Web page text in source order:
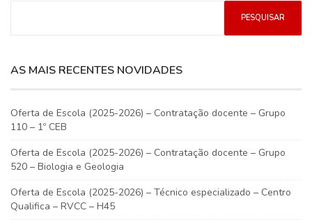
AS MAIS RECENTES NOVIDADES
Oferta de Escola (2025-2026) – Contratação docente – Grupo
110 – 1º CEB
Oferta de Escola (2025-2026) – Contratação docente – Grupo
520 – Biologia e Geologia
Oferta de Escola (2025-2026) – Técnico especializado – Centro
Qualifica – RVCC – H45